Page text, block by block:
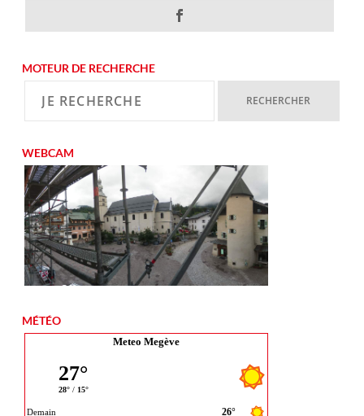
MOTEUR DE RECHERCHE
WEBCAM
MÉTÉO
Meteo Megève